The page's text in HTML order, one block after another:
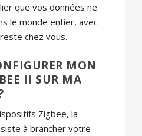
que vos données ne
le monde entier, avec
chez vous.
MON
II SUR MA
Zigbee, la
à brancher votre